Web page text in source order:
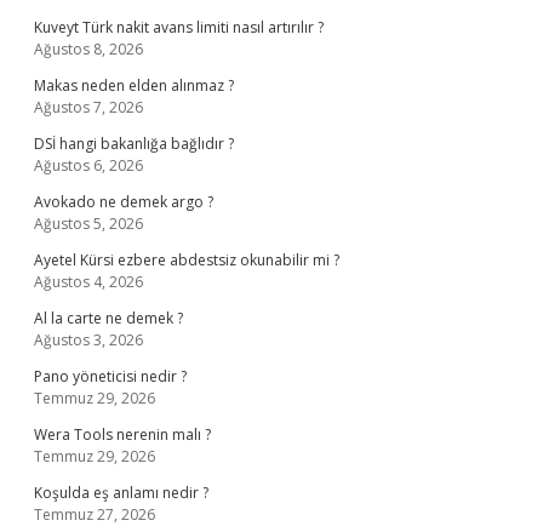
Kuveyt Türk nakit avans limiti nasıl artırılır ?
Ağustos 8, 2026
Makas neden elden alınmaz ?
Ağustos 7, 2026
DSİ hangi bakanlığa bağlıdır ?
Ağustos 6, 2026
Avokado ne demek argo ?
Ağustos 5, 2026
Ayetel Kürsi ezbere abdestsiz okunabilir mi ?
Ağustos 4, 2026
Al la carte ne demek ?
Ağustos 3, 2026
Pano yöneticisi nedir ?
Temmuz 29, 2026
Wera Tools nerenin malı ?
Temmuz 29, 2026
Koşulda eş anlamı nedir ?
Temmuz 27, 2026